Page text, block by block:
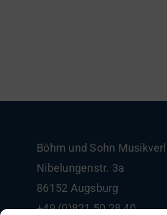
Böhm und Sohn
Nibelungenstr. 3a
86152 Augsburg
+49 (0)821 50 28 40